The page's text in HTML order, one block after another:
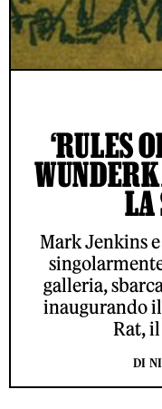
‘RULES
LA
Mark Jenkins
galleria,
inaugurando
Rat,
DI